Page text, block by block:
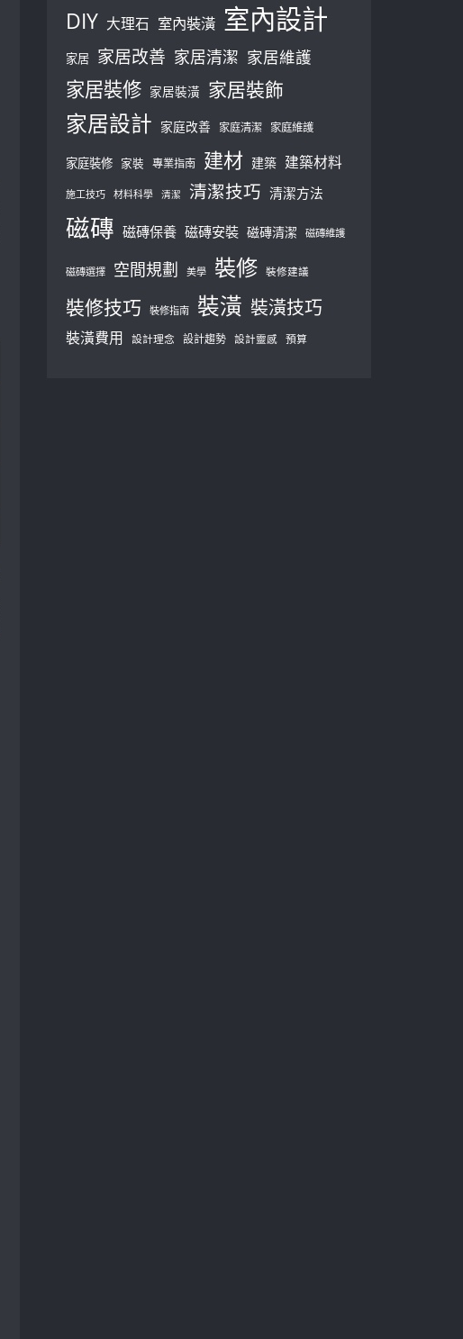
DIY 大理石 室內裝潢 室內設計
家居 家居改善 家居清潔 家居維護
家居裝修 家居裝潢 家居裝飾
家居設計 家庭改善 家庭清潔 家庭維護
家庭裝修 家裝 專業指南 建材 建築 建築材料
施工技巧 材料科學 清潔 清潔技巧 清潔方法
磁磚 磁磚保養 磁磚安裝 磁磚清潔 磁磚維護
磁磚選擇 空間規劃 美學 裝修 裝修建議
裝修技巧 裝修指南 裝潢 裝潢技巧
裝潢費用 設計理念 設計趨勢 設計靈感 預算